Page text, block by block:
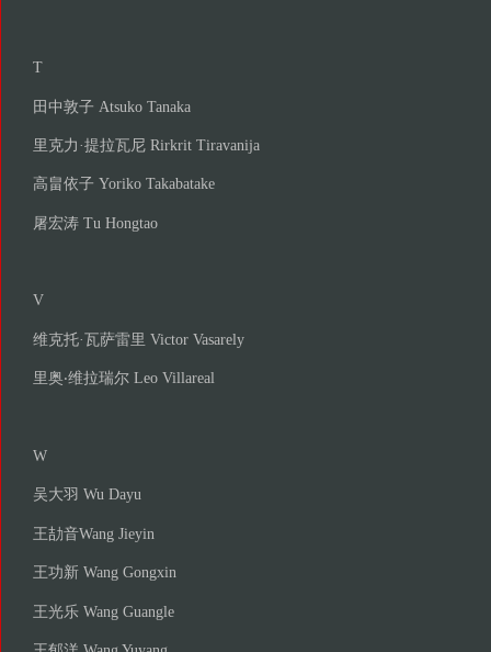
T
田中敦子 Atsuko Tanaka
里克力·提拉瓦尼 Rirkrit Tiravanija
高畠依子 Yoriko Takabatake
屠宏涛 Tu Hongtao
V
维克托·瓦萨雷里 Victor Vasarely
里奥‧维拉瑞尔 Leo Villareal
W
吴大羽 Wu Dayu
王劼音Wang Jieyin
王功新 Wang Gongxin
王光乐 Wang Guangle